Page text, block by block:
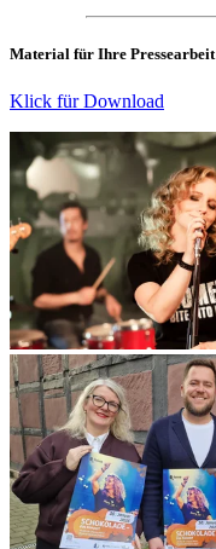
Material für Ihre Pressearbeit
Klick für Download